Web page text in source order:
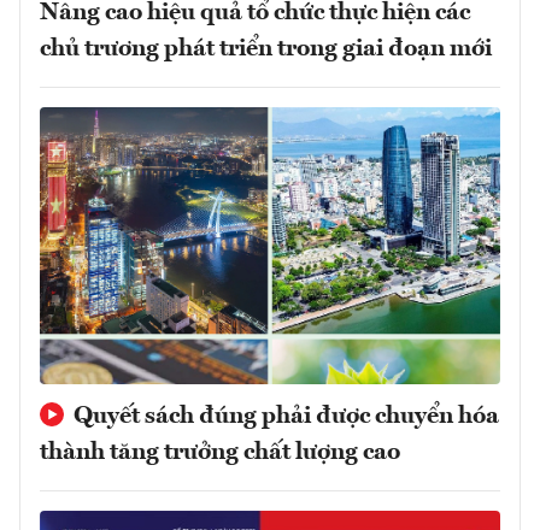
Nâng cao hiệu quả tổ chức thực hiện các
chủ trương phát triển trong giai đoạn mới
Quyết sách đúng phải được chuyển hóa
thành tăng trưởng chất lượng cao